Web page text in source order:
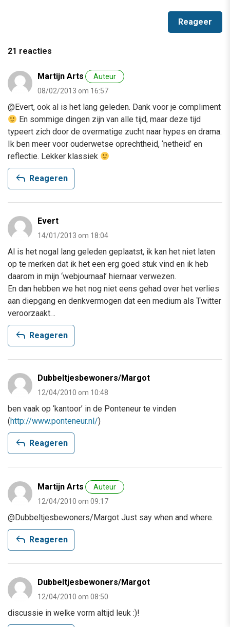
21 reacties
Martijn Arts
Auteur
08/02/2013 om 16:57
@Evert, ook al is het lang geleden. Dank voor je compliment
En sommige dingen zijn van alle tijd, maar deze tijd
typeert zich door de overmatige zucht naar hypes en drama.
Ik ben meer voor ouderwetse oprechtheid, ‘netheid’ en
reflectie. Lekker klassiek
reply Reageren
Evert
14/01/2013 om 18:04
Al is het nogal lang geleden geplaatst, ik kan het niet laten
op te merken dat ik het een erg goed stuk vind en ik heb
daarom in mijn ‘webjournaal’ hiernaar verwezen.
En dan hebben we het nog niet eens gehad over het verlies
aan diepgang en denkvermogen dat een medium als Twitter
veroorzaakt…
reply Reageren
Dubbeltjesbewoners/Margot
12/04/2010 om 10:48
ben vaak op ‘kantoor’ in de Ponteneur te vinden
(http://www.ponteneur.nl/)
reply Reageren
Martijn Arts
Auteur
12/04/2010 om 09:17
@Dubbeltjesbewoners/Margot Just say when and where.
reply Reageren
Dubbeltjesbewoners/Margot
12/04/2010 om 08:50
discussie in welke vorm altijd leuk :)!